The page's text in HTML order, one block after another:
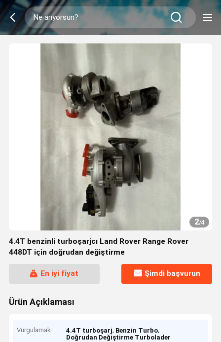
2/4
4.4T benzinli turboşarjcı Land Rover Range Rover
448DT için doğrudan değiştirme
En iyi fiyat Şimdi başvurun
Ürün Açıklaması
Vurgulamak 4.4T turboşarj, Benzin Turbo,
Doğrudan Değiştirme Turbolader